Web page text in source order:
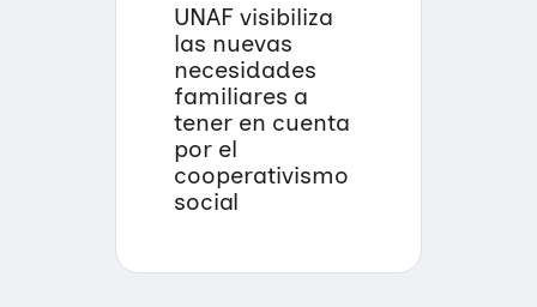
UNAF visibiliza
las nuevas
necesidades
familiares a
tener en cuenta
por el
cooperativismo
social